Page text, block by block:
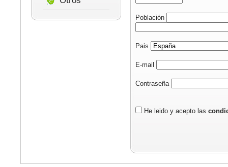
Población
Pais
E-mail
Contraseña
He leido y acepto las